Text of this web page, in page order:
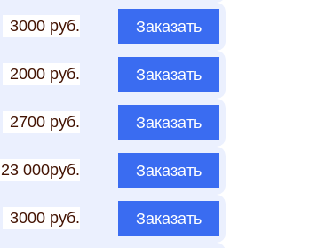
3000 руб. Заказать
2000 руб. Заказать
2700 руб. Заказать
23 000руб. Заказать
3000 руб. Заказать